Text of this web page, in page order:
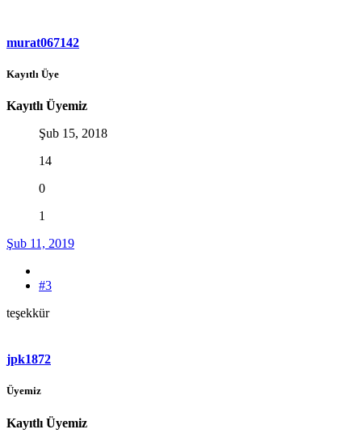
murat067142
Kayıtlı Üye
Kayıtlı Üyemiz
Şub 15, 2018
14
0
1
Şub 11, 2019
#3
teşekkür
jpk1872
Üyemiz
Kayıtlı Üyemiz